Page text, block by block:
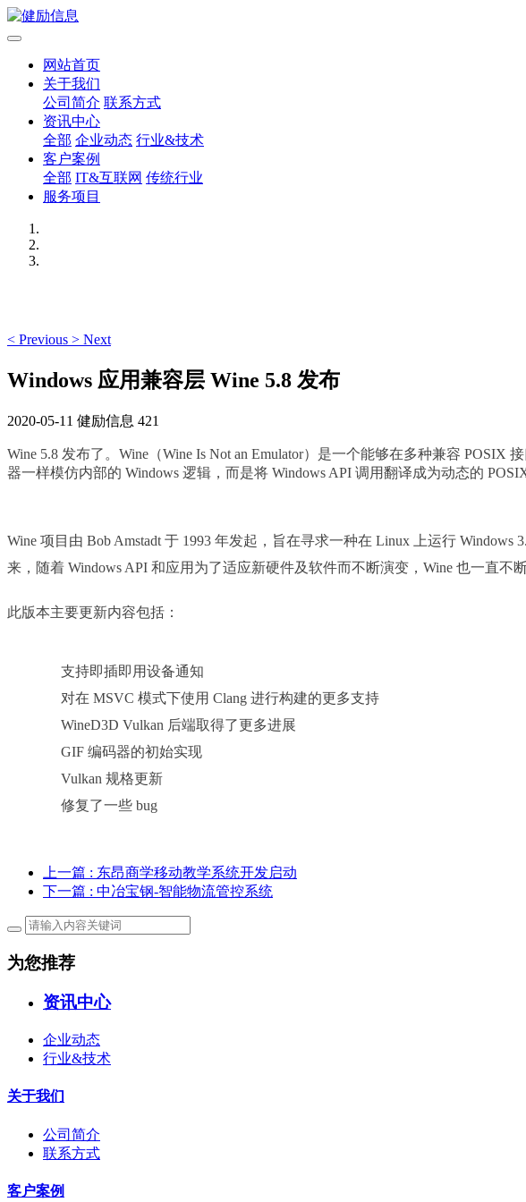
网站首页
关于我们
公司简介 联系方式
资讯中心
全部 企业动态 行业&技术
客户案例
全部 IT&互联网 传统行业
服务项目
< Previous > Next
Windows 应用兼容层 Wine 5.8 发布
2020-05-11 健励信息 421
Wine 5.8 发布了。Wine（Wine Is Not an Emulator）是一个能够在多种兼容
器一样模仿内部的 Windows 逻辑，而是将 Windows API 调用翻译成为动态的
Wine 项目由 Bob Amstadt 于 1993 年发起，旨在寻求一种在 Linux 上运行
来，随着 Windows API 和应用为了适应新硬件及软件而不断演变，Wine 也一直
此版本主要更新内容包括：
支持即插即用设备通知
对在 MSVC 模式下使用 Clang 进行构建的更多支持
WineD3D Vulkan 后端取得了更多进展
GIF 编码器的初始实现
Vulkan 规格更新
修复了一些 bug
上一篇 : 东昂商学移动教学系统开发启动
下一篇 : 中冶宝钢-智能物流管控系统
为您推荐
资讯中心
企业动态
行业&技术
关于我们
公司简介
联系方式
客户案例